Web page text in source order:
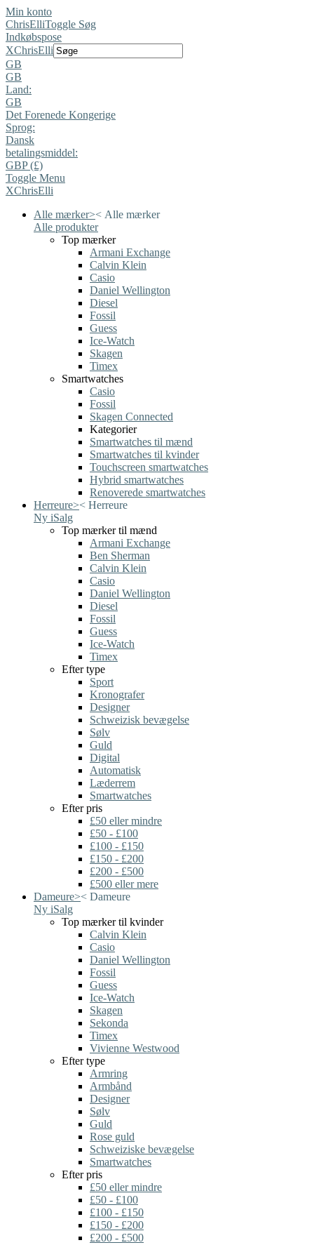
Min konto
ChrisElliToggle Søg
Indkøbspose
XChrisElli
GB
GB
Land:
GB
Det Forenede Kongerige
Sprog:
Dansk
betalingsmiddel:
GBP (£)
Toggle Menu
XChrisElli
Alle mærker>< Alle mærker
Alle produkter
Top mærker
Armani Exchange
Calvin Klein
Casio
Daniel Wellington
Diesel
Fossil
Guess
Ice-Watch
Skagen
Timex
Smartwatches
Casio
Fossil
Skagen Connected
Kategorier
Smartwatches til mænd
Smartwatches til kvinder
Touchscreen smartwatches
Hybrid smartwatches
Renoverede smartwatches
Herreure>< Herreure
Ny iSalg
Top mærker til mænd
Armani Exchange
Ben Sherman
Calvin Klein
Casio
Daniel Wellington
Diesel
Fossil
Guess
Ice-Watch
Timex
Efter type
Sport
Kronografer
Designer
Schweizisk bevægelse
Sølv
Guld
Digital
Automatisk
Læderrem
Smartwatches
Efter pris
£50 eller mindre
£50 - £100
£100 - £150
£150 - £200
£200 - £500
£500 eller mere
Dameure>< Dameure
Ny iSalg
Top mærker til kvinder
Calvin Klein
Casio
Daniel Wellington
Fossil
Guess
Ice-Watch
Skagen
Sekonda
Timex
Vivienne Westwood
Efter type
Armring
Armbånd
Designer
Sølv
Guld
Rose guld
Schweiziske bevægelse
Smartwatches
Efter pris
£50 eller mindre
£50 - £100
£100 - £150
£150 - £200
£200 - £500